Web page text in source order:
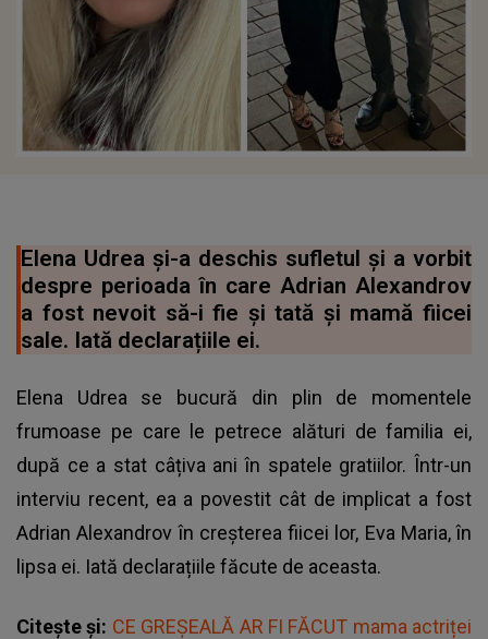
Elena Udrea și-a deschis sufletul și a vorbit
despre perioada în care Adrian Alexandrov
a fost nevoit să-i fie și tată și mamă fiicei
sale. Iată declarațiile ei.
Elena Udrea se bucură din plin de momentele
frumoase pe care le petrece alături de familia ei,
după ce a stat câțiva ani în spatele gratiilor. Într-un
interviu recent, ea a povestit cât de implicat a fost
Adrian Alexandrov în creșterea fiicei lor, Eva Maria, în
lipsa ei. Iată declarațiile făcute de aceasta.
Citește și: CE GREȘEALĂ AR FI FĂCUT mama actriței